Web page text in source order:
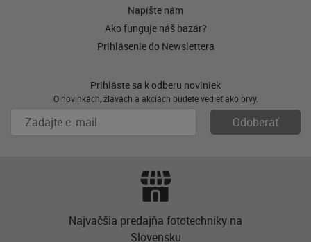
Napíšte nám
Ako funguje náš bazár?
Prihlásenie do Newslettera
Prihláste sa k odberu noviniek
O novinkách, zľavách a akciách budete vedieť ako prvý.
Najvačšia predajňa fototechniky na
Slovensku